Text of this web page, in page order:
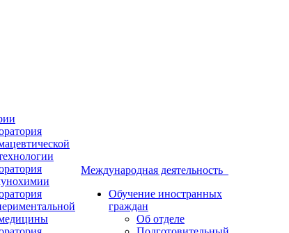
Международная деятельность
Обучение иностранных
граждан
Об отделе